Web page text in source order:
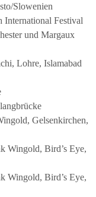
Slowenien
International Festival
und Margaux
Lohre, Islamabad
Gelsenkirchen,
Wingold, Bird’s Eye,
Wingold, Bird’s Eye,